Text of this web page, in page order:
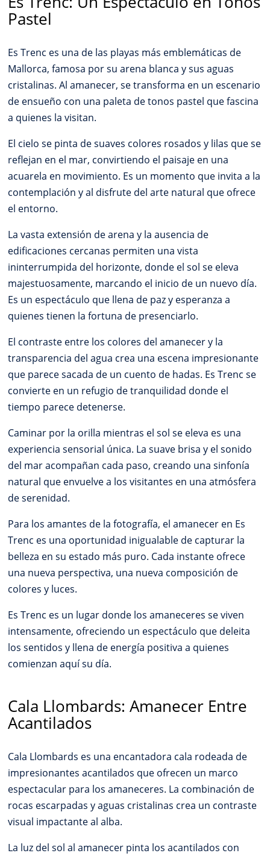
Pastel
Es Trenc es una de las playas más emblemáticas de
Mallorca, famosa por su arena blanca y sus aguas
cristalinas. Al amanecer, se transforma en un escenario
de ensueño con una paleta de tonos pastel que fascina
a quienes la visitan.
El cielo se pinta de suaves colores rosados y lilas que se
reflejan en el mar, convirtiendo el paisaje en una
acuarela en movimiento. Es un momento que invita a la
contemplación y al disfrute del arte natural que ofrece
el entorno.
La vasta extensión de arena y la ausencia de
edificaciones cercanas permiten una vista
ininterrumpida del horizonte, donde el sol se eleva
majestuosamente, marcando el inicio de un nuevo día.
Es un espectáculo que llena de paz y esperanza a
quienes tienen la fortuna de presenciarlo.
El contraste entre los colores del amanecer y la
transparencia del agua crea una escena impresionante
que parece sacada de un cuento de hadas. Es Trenc se
convierte en un refugio de tranquilidad donde el
tiempo parece detenerse.
Caminar por la orilla mientras el sol se eleva es una
experiencia sensorial única. La suave brisa y el sonido
del mar acompañan cada paso, creando una sinfonía
natural que envuelve a los visitantes en una atmósfera
de serenidad.
Para los amantes de la fotografía, el amanecer en Es
Trenc es una oportunidad inigualable de capturar la
belleza en su estado más puro. Cada instante ofrece
una nueva perspectiva, una nueva composición de
colores y luces.
Es Trenc es un lugar donde los amaneceres se viven
intensamente, ofreciendo un espectáculo que deleita
los sentidos y llena de energía positiva a quienes
comienzan aquí su día.
Cala Llombards: Amanecer Entre
Acantilados
Cala Llombards es una encantadora cala rodeada de
impresionantes acantilados que ofrecen un marco
espectacular para los amaneceres. La combinación de
rocas escarpadas y aguas cristalinas crea un contraste
visual impactante al alba.
La luz del sol al amanecer pinta los acantilados con